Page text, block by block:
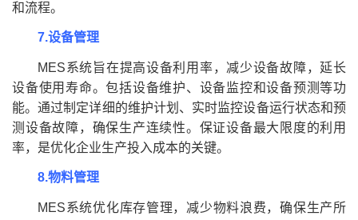
和流程。
7.设备管理
MES系统旨在提高设备利用率，减少设备故障，延长
设备使用寿命。包括设备维护、设备监控和设备预测等功
能。通过制定详细的维护计划、实时监控设备运行状态和预
测设备故障，确保生产连续性。保证设备最大限度的利用
率，是优化企业生产投入成本的关键。
8.物料管理
MES系统优化库存管理，减少物料浪费，确保生产所